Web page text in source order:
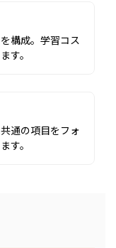
構成。学習コス
す。
通の項目をフォ
す。